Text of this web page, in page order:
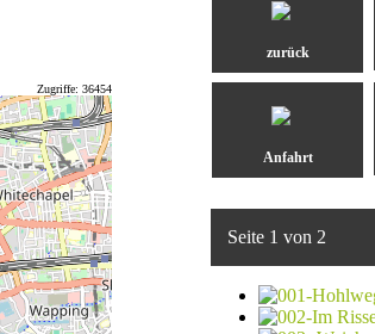
Zugriffe: 36454
zurück
Anfahrt
Seite 1 von 2